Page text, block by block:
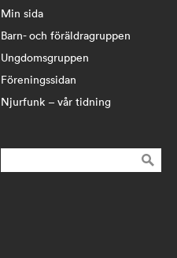
Min sida
Barn- och föräldragruppen
Ungdomsgruppen
Föreningssidan
Njurfunk – vår tidning
efter: